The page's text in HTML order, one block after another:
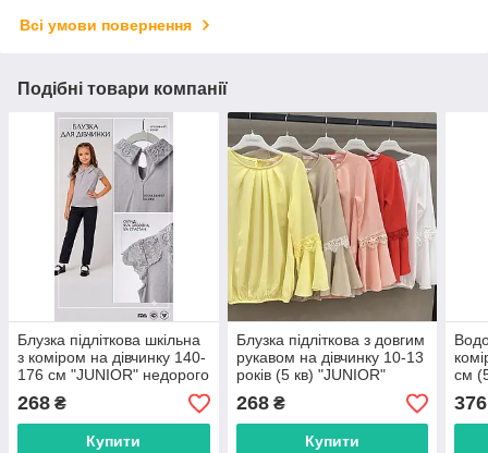
Всі умови повернення
Подібні товари компанії
Блузка підліткова шкільна
з коміром на дівчинку 140-
176 см "JUNIOR" недорого
від прямого
постачальника
268 ₴
Купити
Блузка підліткова з довгим
рукавом на дівчинку 10-13
років (5 кв) "JUNIOR"
недорого від прямого
постачальника
268₴
Купити
см
376